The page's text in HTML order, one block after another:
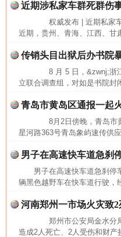
近期涉私家车群死群伤
权威发布 | 近期私家
近期，贵州、青海、江西、甘
传销头目出狱后办书院
8 月 5 日，&zwnj;浙江
立联合调查组，对如是书院
青岛市黄岛区通报一起
8月2日傍晚，青岛市
星河路363号青岛象屿速传供
男子在高速快车道急刹
男子在高速快车道急刹
辆黑色越野车在快车道行驶，
河南郑州一市场火灾致
郑州市公安局金水分局
造成2人死亡、2人受伤和财